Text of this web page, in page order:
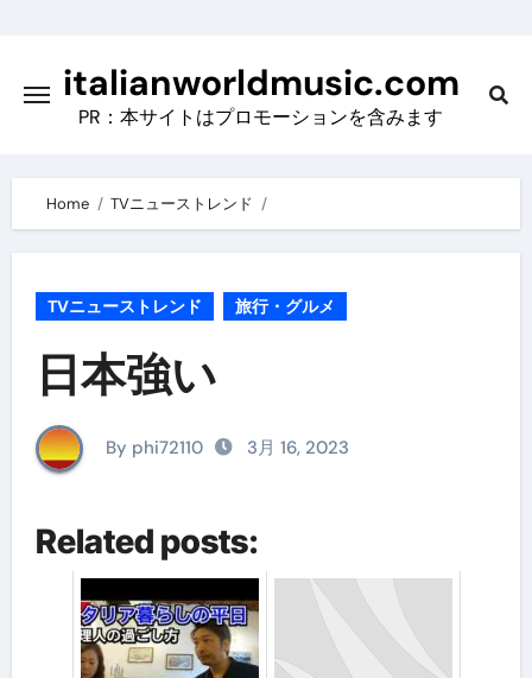
contentitalianworldmusic.com
PR：本サイトはプロモーションを含みます
Home TVニューストレンド
TVニューストレンド 旅行・グルメ
日本強い
By phi72110 3月 16, 2023
Related posts: